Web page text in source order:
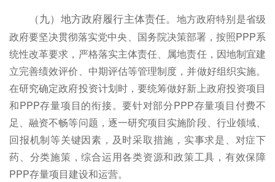
（九）地方政府履行主体责任。 地方政府特别是省级
政府要坚决贯彻落实党中央、国务院决策部署，按照PPP系
统性改革要求，严格落实主体责任、属地责任，因地制宜建
立完善绩效评价、中期评估等管理制度，并做好组织实施。
在研究确定政府投资计划时，要统筹做好新上政府投资项目
和PPP存量项目的衔接。要针对部分PPP存量项目付费不
足、融资不畅等问题，逐一研究项目实施阶段、行业领域、
回报机制等关键因素，及时采取措施，实事求是、对症下
药、分类施策，综合运用各类资源和政策工具，有效保障
PPP存量项目建设和运营。